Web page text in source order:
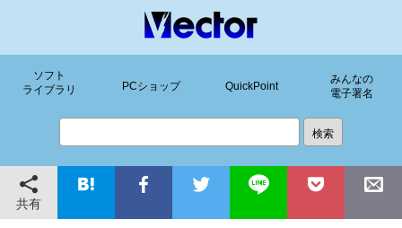
ソフト
ライブラリ
PCショップ QuickPoint
みんなの
電子署名
共有